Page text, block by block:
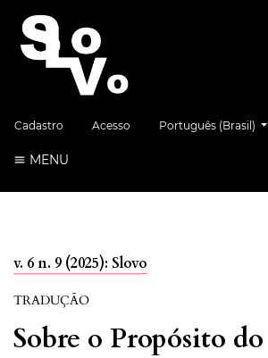
Cadastro Acesso Português (Brasil)
MENU
v. 6 n. 9 (2025): Slovo
TRADUÇÃO
Sobre o Propósito